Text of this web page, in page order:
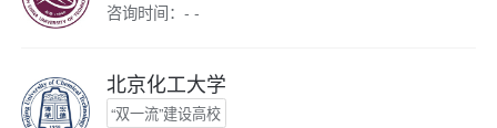
咨询时间：- -
北京化工大学
“双一流”建设高校